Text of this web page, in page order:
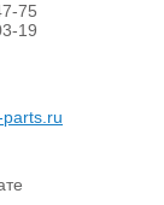
75
19